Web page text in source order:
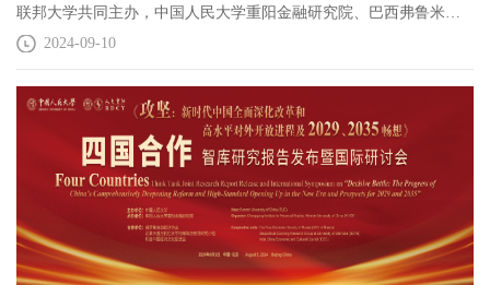
联邦大学共同主办，中国人民大学重阳金融研究院、巴西弗鲁米嫩
塞联邦大学法学院共同承办。这是中国与拉丁美洲及加勒比地区首
次开展人权领域机制性交流研讨活动。圆桌会主题为“文明多样性与
实现与基本人权的享有”“当前全球人权治理面临的挑战与出路”三个
分议题。超过120位中国和拉美及加勒比地区国家的人权领域高级官
员、专家学者及有关社会组织、智库、媒体代表等参会。
2024-09-10